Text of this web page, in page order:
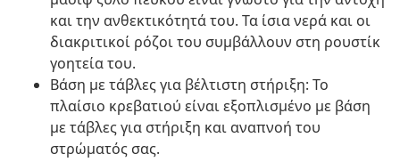
και την ανθεκτικότητά του. Τα ίσια νερά και οι
διακριτικοί ρόζοι του συμβάλλουν στη ρουστίκ
γοητεία του.
Βάση με τάβλες για βέλτιστη στήριξη: Το
πλαίσιο κρεβατιού είναι εξοπλισμένο με βάση
με τάβλες για στήριξη και αναπνοή του
στρώματός σας.